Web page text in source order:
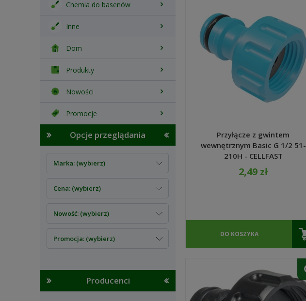
Chemia do basenów
Inne
Dom
Produkty
Nowości
Promocje
Opcje przeglądania
Marka: (wybierz)
Cena: (wybierz)
Nowość: (wybierz)
Promocja: (wybierz)
Producenci
Przyłącze z gwintem
wewnętrznym Basic G 1/2 51-
210H - CELLFAST
2,49 zł
DO KOSZYKA